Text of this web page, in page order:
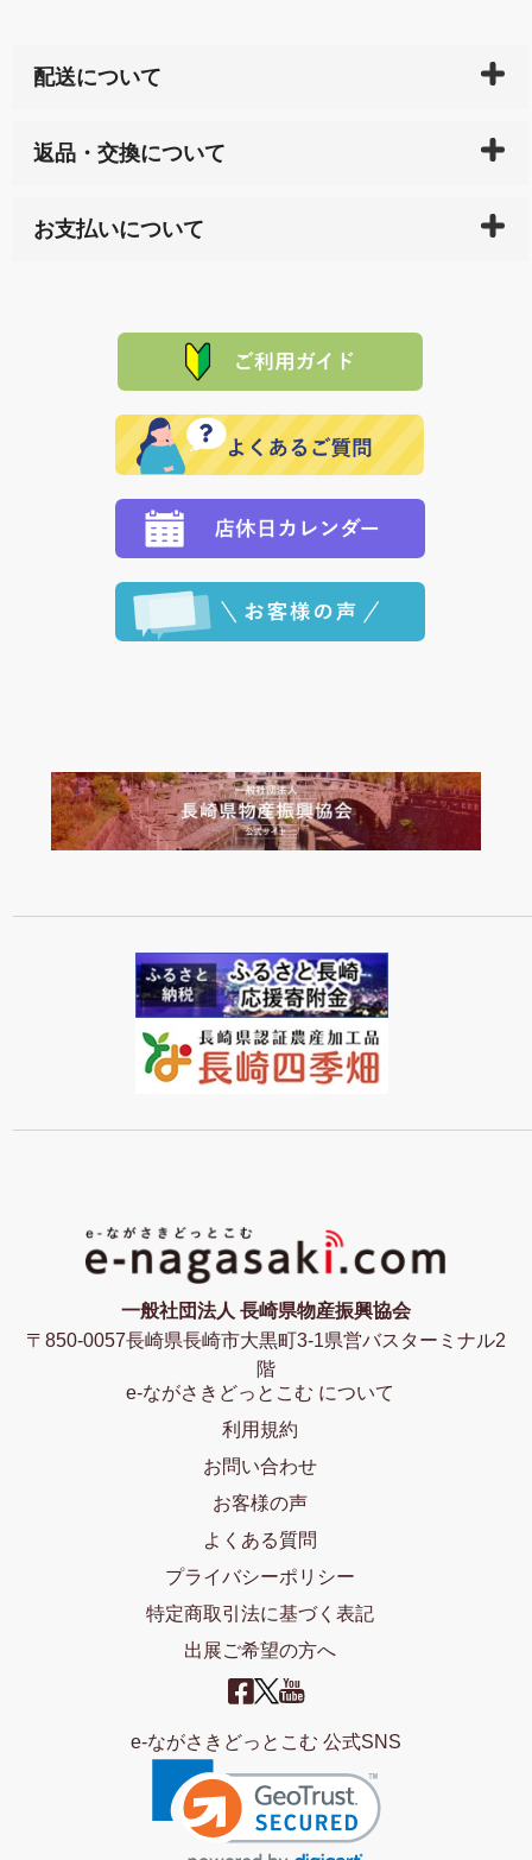
配送について
天ペイ」の方はご注文受付後）、 長崎県下全域に点在
サイト内で購入された商品の送料は、こちらの
全国送
れの生産メーカーからお客様の元へ直送いたしますの
で、 それぞれ個別に送料が必要になります。
返品・交換について
または配送途中の 事故などで不都合が生じている場合
品代金を返金いたします。）
その際は誠に申し訳ありませんが、当協会までご注文
願いいたします。
お支払いについて
た場合、お客様からの ご入金を確認した後で、商品を
※「クレジットカード」「PayPay」「楽天ペイ」を指
定された場合は、準備出来次第の便にてお送りいたし
ます。 （到着日指定をされている場合は、ご指定の日
程に合わせてお届けいたします。）
一般社団法人 長崎県物産振興協会
〒850-0057長崎県長崎市大黒町3-1県営バスターミナル2
階
e-ながさきどっとこむ について
利用規約
お問い合わせ
お客様の声
よくある質問
プライバシーポリシー
特定商取引法に基づく表記
出展ご希望の方へ
e-ながさきどっとこむ 公式SNS